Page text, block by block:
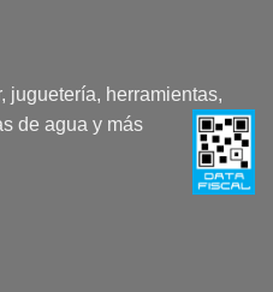
juguetería, herramientas,
de agua y más